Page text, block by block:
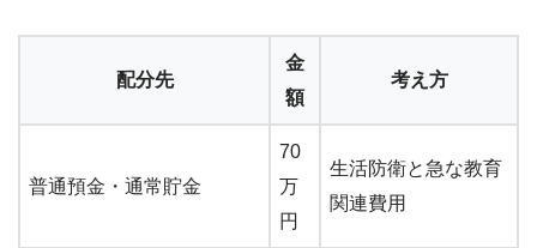
配分先
金
額
考え方
普通預金・通常貯金
70
万
円
生活防衛と急な教育
関連費用